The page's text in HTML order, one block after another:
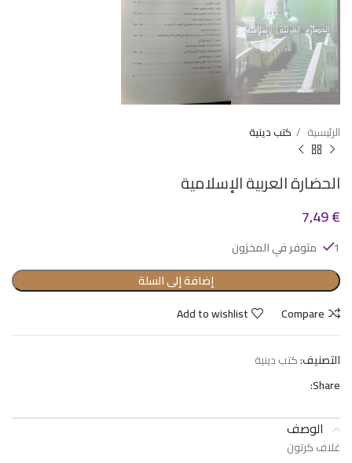
الرئيسية كتب دينية
الحضارة العربية الإسلامية
7,49€
1 متوفر في المخزون
إضافة إلى السلة
Compare
Add to wishlist
التصنيف:كتب دينية
Share:
الوصف
غلاف كرتون